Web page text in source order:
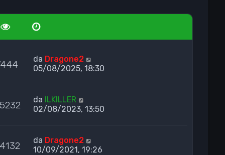
da Dragone2
05/08/2025, 18:30
da ILKILLER
02/08/2023, 13:50
da Dragone2
10/09/2021, 19:26